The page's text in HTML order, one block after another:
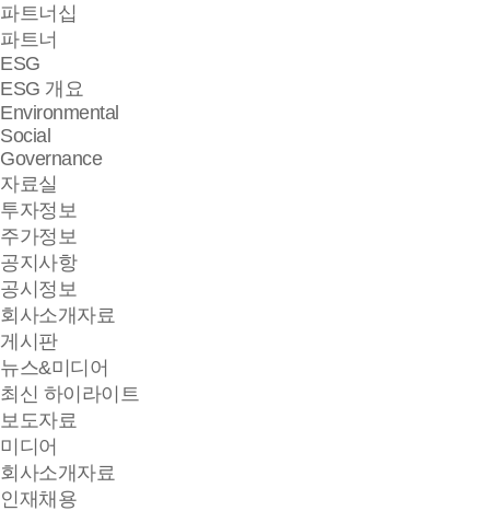
파트너십
파트너
ESG
ESG 개요
Environmental
Social
Governance
자료실
투자정보
주가정보
공지사항
공시정보
회사소개자료
게시판
뉴스&미디어
최신 하이라이트
보도자료
미디어
회사소개자료
인재채용